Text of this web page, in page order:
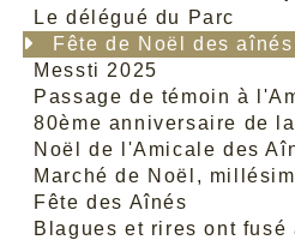
Le délégué du Parc
Fête de Noël des aînés
Messti 2025
Passage de témoin à
80ème anniversaire de
Noël de l'Amicale des
Marché de Noël,
Fête des Aînés
Blagues et rires ont fusé